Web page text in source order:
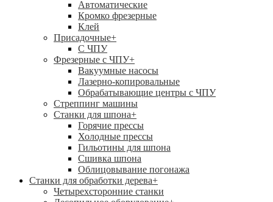
Автоматические
Кромко фрезерные
Клей
Присадочные+
С ЧПУ
Фрезерные с ЧПУ+
Вакуумные насосы
Лазерно-копировальные
Обрабатывающие центры с ЧПУ
Стреппинг машины
Станки для шпона+
Горячие прессы
Холодные прессы
Гильотины для шпона
Сшивка шпона
Облицовывание погонажа
Станки для обработки дерева+
Четырехсторонние станки